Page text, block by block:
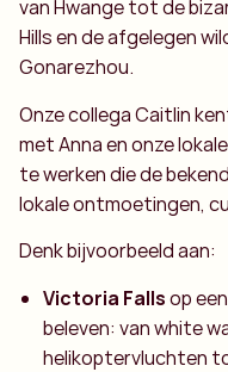
van Hwange tot de
Hills en de afgelegen
Gonarezhou.
Onze collega Caitlin
met Anna en onze
te werken die de
lokale ontmoetingen,
Denk bijvoorbeeld aan:
Victoria Fallsop
beleven: van white
helikoptervluchten